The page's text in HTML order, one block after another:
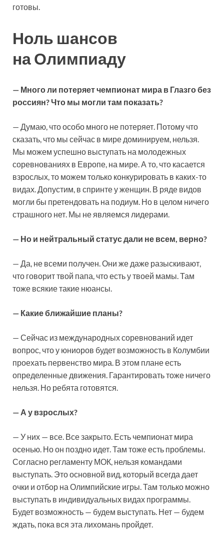
готовы.
Ноль шансов
на Олимпиаду
— Много ли потеряет чемпионат мира в Глазго без
россиян? Что мы могли там показать?
— Думаю, что особо много не потеряет. Потому что
сказать, что мы сейчас в мире доминируем, нельзя.
Мы можем успешно выступать на молодежных
соревнованиях в Европе, на мире. А то, что касается
взрослых, то можем только конкурировать в каких-то
видах. Допустим, в спринте у женщин. В ряде видов
могли бы претендовать на подиум. Но в целом ничего
страшного нет. Мы не являемся лидерами.
— Но и нейтральный статус дали не всем, верно?
— Да, не всеми получен. Они же даже разыскивают,
что говорит твой папа, что есть у твоей мамы. Там
тоже всякие такие нюансы.
— Какие ближайшие планы?
— Сейчас из международных соревнований идет
вопрос, что у юниоров будет возможность в Колумбии
проехать первенство мира. В этом плане есть
определенные движения. Гарантировать тоже ничего
нельзя. Но ребята готовятся.
— А у взрослых?
— У них — все. Все закрыто. Есть чемпионат мира
осенью. Но он поздно идет. Там тоже есть проблемы.
Согласно регламенту МОК, нельзя командами
выступать. Это основной вид, который всегда дает
очки и отбор на Олимпийские игры. Там только можно
выступать в индивидуальных видах программы.
Будет возможность — будем выступать. Нет — будем
ждать, пока вся эта лихомань пройдет.